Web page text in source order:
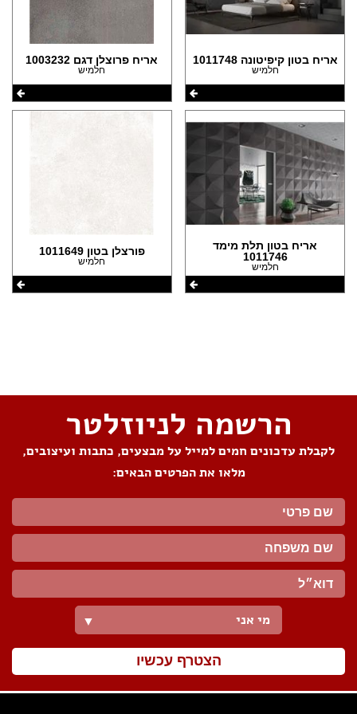
אריח בטון קיפיטונה 1011748
חלמיש
אריח פרוצלן דגם 1003232
חלמיש
אריח בטון תלת מימד
1011746
חלמיש
פורצלן בטון 1011649
חלמיש
הרשמה לניוזלטר
לקבלת עדכונים חמים למייל על מבצעים, כתבות ועיצובים,
מלאו את הפרטים הבאים:
מי אני ▼
הצטרף עכשיו
הצהרת נגישות